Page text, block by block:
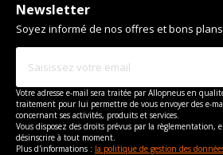
Newsletter
Soyez informé de nos offres et bons
Votre adresse e-mail sera traitée par Allopneus en
traitement pour lui permettre de vous envoyer des e-
concernant ses activités, produits et services.
Vous disposez des droits prévus par la règlementation,
désinscrire à tout moment.
Plus d'informations : la politique de gestion des